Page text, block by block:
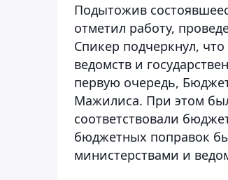
Подытожив
отметил работу,
Спикер подчеркнул,
ведомств и
первую очередь,
Мажилиса. При этом
соответствовали
бюджетных поправок
министерствами и